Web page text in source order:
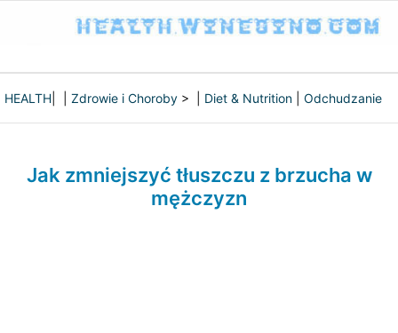
HEALTH Zdrowie i Choroby > | Diet & Nutrition Odchudzanie
Jak zmniejszyć tłuszczu z brzucha w
mężczyzn